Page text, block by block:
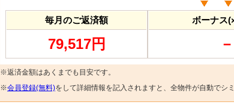
毎月のご返済額
79,517円
ボーナス
－
※返済金額はあくまでも目安です。
※会員登録(無料)をして詳細情報を記入されますと、全物件が自動でシ